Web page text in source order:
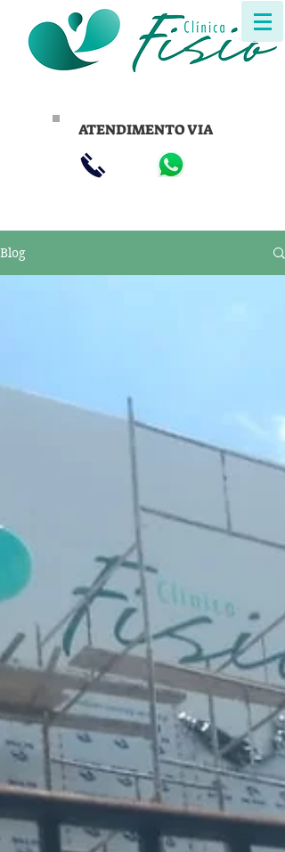
ATENDIMENTO VIA
Blog